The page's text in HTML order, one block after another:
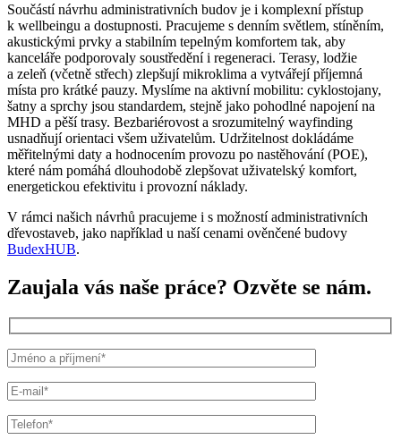
Součástí návrhu administrativních budov je i komplexní přístup
k wellbeingu a dostupnosti. Pracujeme s denním světlem, stíněním,
akustickými prvky a stabilním tepelným komfortem tak, aby
kanceláře podporovaly soustředění i regeneraci. Terasy, lodžie
a zeleň (včetně střech) zlepšují mikroklima a vytvářejí příjemná
místa pro krátké pauzy. Myslíme na aktivní mobilitu: cyklostojany,
šatny a sprchy jsou standardem, stejně jako pohodlné napojení na
MHD a pěší trasy. Bezbariérovost a srozumitelný wayfinding
usnadňují orientaci všem uživatelům. Udržitelnost dokládáme
měřitelnými daty a hodnocením provozu po nastěhování (POE),
které nám pomáhá dlouhodobě zlepšovat uživatelský komfort,
energetickou efektivitu i provozní náklady.
V rámci našich návrhů pracujeme i s možností administrativních
dřevostaveb, jako například u naší cenami ověnčené budovy
BudexHUB.
Zaujala vás naše práce? Ozvěte se nám.